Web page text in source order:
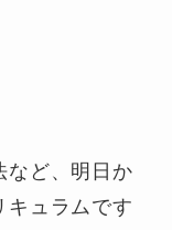
など、明日か
キュラムです